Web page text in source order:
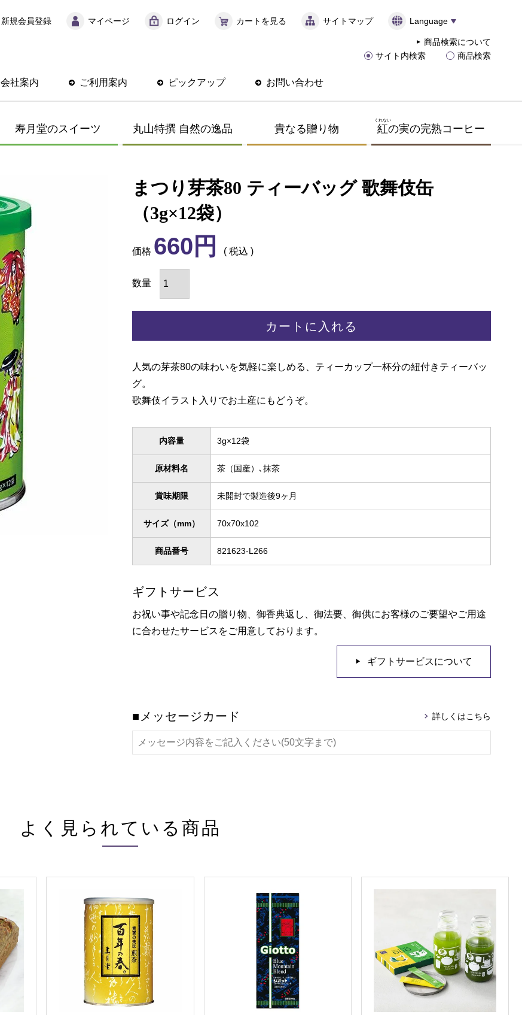
新規会員登録 マイページ ログイン カートを見る サイトマップ Language
会社案内 ご利用案内 ピックアップ お問い合わせ
商品検索について
サイト内検索
商品検索
寿月堂のスイーツ 丸山特撰 自然の逸品 貴なる贈り物 紅
くれない
の実の完熟コーヒー
まつり芽茶80 ティーバッグ 歌舞伎缶
（3g×12袋）
価格 660 税込
カートに入れる
人気の芽茶80の味わいを気軽に楽しめる、ティーカップ一杯分の紐付きティーバッ
グ。
歌舞伎イラスト入りでお土産にもどうぞ。
内容量 3g×12袋
原材料名 茶（国産）､抹茶
賞味期限 未開封で製造後9ヶ月
サイズ（mm） 70x70x102
商品番号 821623-L266
ギフトサービス
お祝い事や記念日の贈り物、御香典返し、御法要、御供にお客様のご要望やご用途
に合わせたサービスをご用意しております。
ギフトサービスについて
■メッセージカード
よく見られている商品